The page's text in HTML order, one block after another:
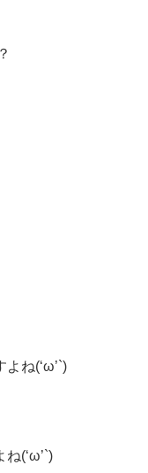
ね(‘ω’`)
(‘ω’`)